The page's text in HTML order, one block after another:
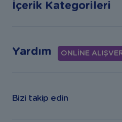
İçerik Kategorileri
Yardım ONLİNE
Bizi takip edin